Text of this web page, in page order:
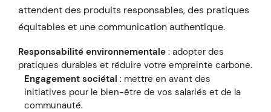
attendent des produits responsables, des pratiques
équitables et une communication authentique.
Responsabilité environnementale : adopter des
pratiques durables et réduire votre empreinte carbone.
Engagement sociétal : mettre en avant des
initiatives pour le bien-être de vos salariés et de la
communauté.